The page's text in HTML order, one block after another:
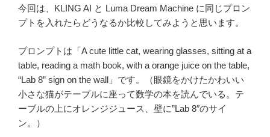
今回は、KLING AI と Luma Dream Machine に同じプロン
プトを入れたらどうなるか比較してみようと思います。
プロンプトは「A cute little cat, wearing glasses, sitting at a
table, reading a math book, with a orange juice on the table,
“Lab 8” sign on the wall」です。（眼鏡をかけたかわいい
小さな猫がテーブルに座って数学の本を読んでいる。テ
ーブルの上にオレンジジュース、壁に”Lab 8″のサイ
ン。）